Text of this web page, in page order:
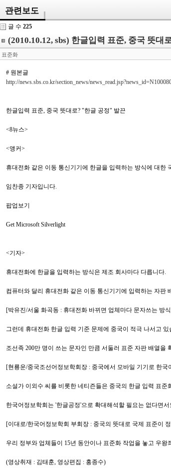
관련보도
글 수 225
(2010.10.12, sbs) 한글입력 표준, 중국 뜻대
표준화
# 원본글
http://news.sbs.co.kr/section_news/
한글입력 표준, 중국 뜻대로? "한글 공정" 발끈
<8뉴스>
<앵커>
휴대전화 같은 이동 통신기기에 한글을 입력하는 방식에 대한
임찬종 기자입니다.
팝업보기
Get Microsoft Silverlight
<기자>
휴대전화에 한글을 입력하는 방식은 제조 회사마다 다릅니다.
컴퓨터와 달리 휴대전화 같은 이동 통신기기에 입력하는 자판
[박유진/서울 화곡동 : 휴대전화 바뀌면 업체마다 문자쓰는 방
그런데 휴대전화 한글 입력 기준 문제에 중국이 적극 나서고 있
조선족 200만 명이 쓰는 문자인 만큼 서둘러 표준 자판 배열
[현룡운/중국조선어정보학회장 : 중국에서 모바일 기기로 한
소설가 이외수 씨를 비롯한 네티즌들은 중국의 한글 입력 표
한국어정보학회는 '한글공정'으로 확대해석할 필요는 없다면
[이대로/한국어정보학회 부회장 : 중국의 뜻대로 국제 표준이
우리 정부와 업체들이 15년 동안이나 표준화 작업을 놓고 우
(영상취재 : 김태훈, 영상편집 : 홍종수)